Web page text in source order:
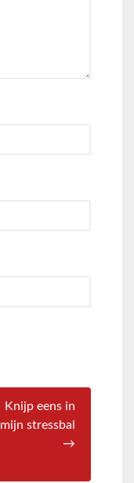
Knijp eens in
mijn stressbal
→